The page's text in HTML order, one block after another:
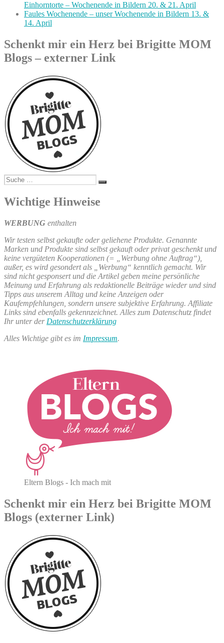
Einhorntorte – Wochenende in Bildern 20. & 21. April
Faules Wochenende – unser Wochenende in Bildern 13. &
14. April
Schenkt mir ein Herz bei Brigitte MOM
Blogs – externer Link
Suche
nach:
Suchen
Wichtige Hinweise
WERBUNG enthalten
Wir testen selbst gekaufte oder geliehene Produkte. Genannte
Marken und Produkte sind selbst gekauft oder privat geschenkt und
keine vergüteten Kooperationen (= „Werbung ohne Auftrag“),
außer, es wird gesondert als „Werbung“ kenntlich gemacht. Wir
sind nicht gesponsert und die Artikel geben meine persönliche
Meinung und Erfahrung als redaktionelle Beiträge wieder und sind
Tipps aus unserem Alltag und keine Anzeigen oder
Kaufempfehlungen, sondern unsere subjektive Erfahrung. Affiliate
Links sind ebenfalls gekennzeichnet. Alles zum Datenschutz findet
Ihr unter der Datenschutzerklärung
Alles Wichtige gibt es im Impressum.
Eltern Blogs - Ich mach mit
Schenkt mir ein Herz bei Brigitte MOM
Blogs (externer Link)